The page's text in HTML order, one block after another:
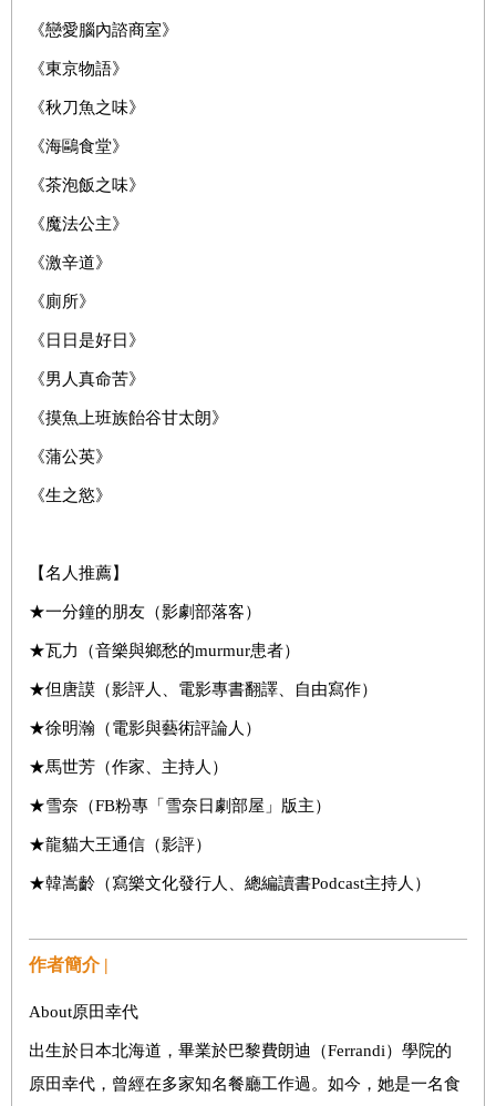
《戀愛腦內諮商室》
《東京物語》
《秋刀魚之味》
《海鷗食堂》
《茶泡飯之味》
《魔法公主》
《激辛道》
《廁所》
《日日是好日》
《男人真命苦》
《摸魚上班族飴谷甘太朗》
《蒲公英》
《生之慾》
【名人推薦】
★一分鐘的朋友（影劇部落客）
★瓦力（音樂與鄉愁的murmur患者）
★但唐謨（影評人、電影專書翻譯、自由寫作）
★徐明瀚（電影與藝術評論人）
★馬世芳（作家、主持人）
★雪奈（FB粉專「雪奈日劇部屋」版主）
★龍貓大王通信（影評）
★韓嵩齡（寫樂文化發行人、總編讀書Podcast主持人）
作者簡介 |
About原田幸代
出生於日本北海道，畢業於巴黎費朗迪（Ferrandi）學院的
原田幸代，曾經在多家知名餐廳工作過。如今，她是一名食